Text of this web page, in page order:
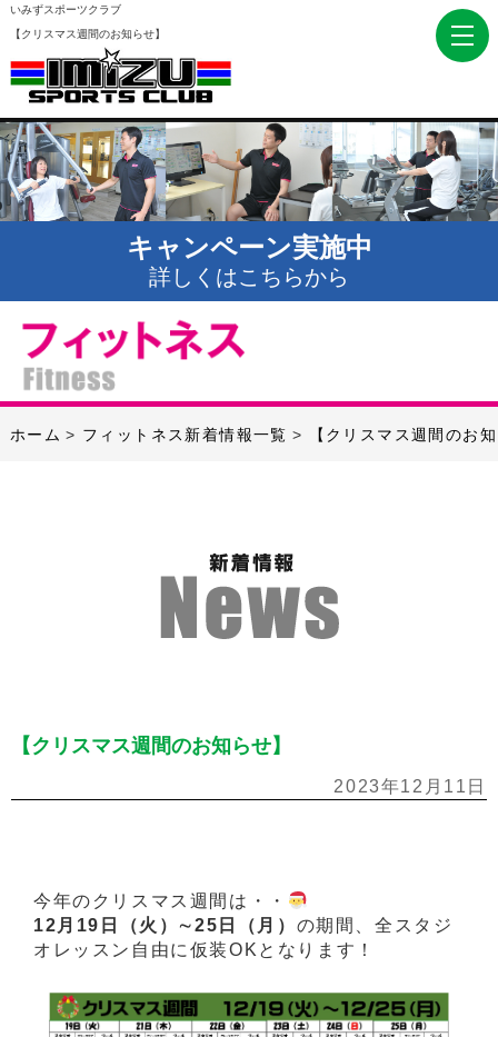
いみずスポーツクラブ
【クリスマス週間のお知らせ】
キャンペーン実施中
詳しくはこちらから
ホーム フィットネス新着情報一覧 【クリスマス週間のお
【クリスマス週間のお知らせ】
2023年12月11日
今年のクリスマス週間は・・
12月19日（火）∼25日（月） の期間、全スタジ
オレッスン自由に仮装OKとなります！